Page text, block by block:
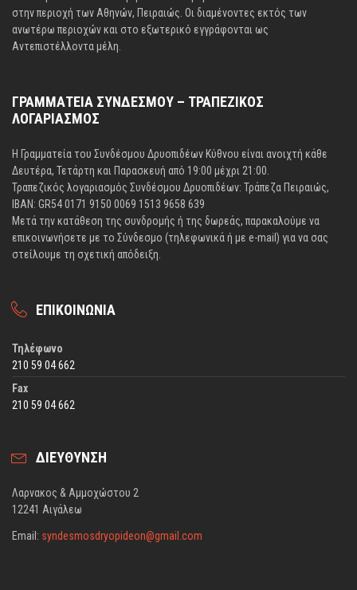
στην περιοχή των Αθηνών, Πειραιώς. Οι διαμένοντες εκτός των
ανωτέρω περιοχών και στο εξωτερικό εγγράφονται ως
Αντεπιστέλλοντα μέλη.
ΓΡΑΜΜΑΤΕΙΑ ΣΥΝΔΕΣΜΟΥ – ΤΡΑΠΕΖΙΚΟΣ
ΛΟΓΑΡΙΑΣΜΟΣ
Η Γραμματεία του Συνδέσμου Δρυοπιδέων Κύθνου είναι ανοιχτή κάθε
Δευτέρα, Τετάρτη και Παρασκευή από 19:00 μέχρι 21:00.
Τραπεζικός λογαριασμός Συνδέσμου Δρυοπιδέων: Τράπεζα Πειραιώς,
IBAN: GR54 0171 9150 0069 1513 9658 639
Μετά την κατάθεση της συνδρομής ή της δωρεάς, παρακαλούμε να
επικοινωνήσετε με το Σύνδεσμο (τηλεφωνικά ή με e-mail) για να σας
στείλουμε τη σχετική απόδειξη.
ΕΠΙΚΟΙΝΩΝΙΑ
Τηλέφωνο
210 59 04 662
Fax
210 59 04 662
ΔΙΕΥΘΥΝΣΗ
Λαρνακος & Αμμοχώστου 2
12241 Αιγάλεω
Email: syndesmosdryopideon@gmail.com